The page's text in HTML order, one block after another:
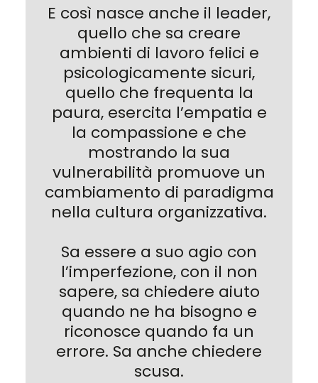
E così nasce anche il leader,
quello che sa creare
ambienti di lavoro felici e
psicologicamente sicuri,
quello che frequenta la
paura, esercita l’empatia e
la compassione e che
mostrando la sua
vulnerabilità promuove un
cambiamento di paradigma
nella cultura organizzativa.
Sa essere a suo agio con
l’imperfezione, con il non
sapere, sa chiedere aiuto
quando ne ha bisogno e
riconosce quando fa un
errore. Sa anche chiedere
scusa.